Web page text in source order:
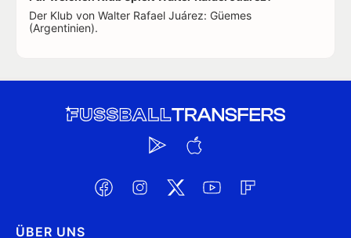
Der Klub von Walter Rafael Juárez: Güemes
(Argentinien).
ÜBER UNS